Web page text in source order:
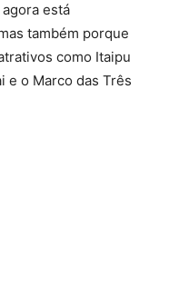
está
também porque
como Itaipu
e o Marco das Três